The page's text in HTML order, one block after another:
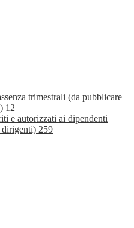
trimestrali (da pubblicare
12
e autorizzati ai dipendenti
dirigenti) 259